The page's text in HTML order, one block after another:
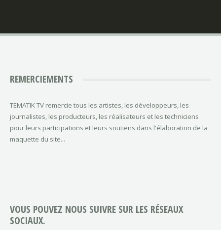
REMERCIEMENTS
TEMATIK TV remercie tous les artistes, les développeurs, les
journalistes, les producteurs, les réalisateurs et les techniciens
pour leurs participations et leurs soutiens dans l'élaboration de la
maquette du site...
VOUS POUVEZ NOUS SUIVRE SUR LES RÉSEAUX
SOCIAUX.